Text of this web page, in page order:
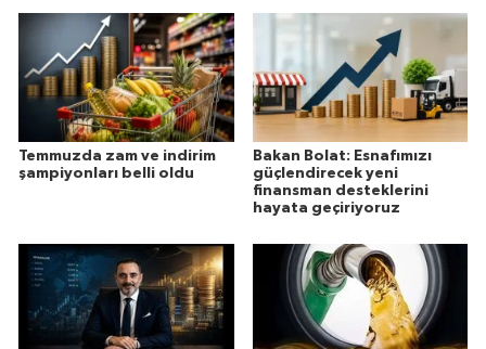
Temmuzda zam ve indirim
şampiyonları belli oldu
Bakan Bolat: Esnafımızı
güçlendirecek yeni
finansman desteklerini
hayata geçiriyoruz